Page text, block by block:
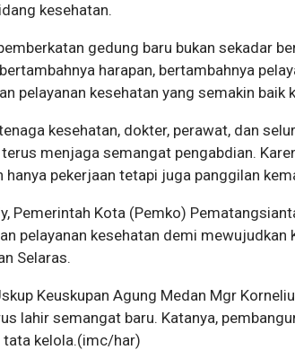
kesehatan.
gedung baru bukan sekadar
harapan, bertambahnya
pelayanan kesehatan yang semakin baik
kesehatan, dokter, perawat, dan
menjaga semangat pengabdian.
hanya pekerjaan tetapi juga panggilan
Pemerintah Kota (Pemko)
pelayanan kesehatan demi
Selaras.
Keuskupan Agung Medan Mgr
lahir semangat baru. Katanya,
tata kelola.(imc/har)